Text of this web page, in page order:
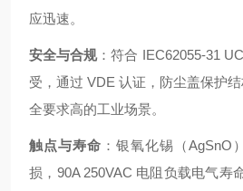
应迅速。
安全与合规：符合 IEC62055‑31
受，通过 VDE 认证，防尘盖保护
全要求高的工业场景。
触点与寿命 ：银氧化锡（AgSnO
损，90A 250VAC 电阻负载电气寿